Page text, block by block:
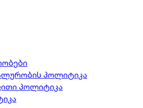
პოლიტიკა
პოლიტიკა